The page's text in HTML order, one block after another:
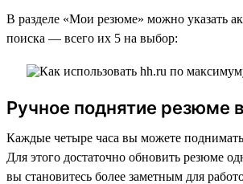
В разделе «Мои резюме» можно указать
поиска — всего их 5 на выбор:
Ручное поднятие резюме
Каждые четыре часа вы можете
Для этого достаточно обновить резюме
вы становитесь более заметным для